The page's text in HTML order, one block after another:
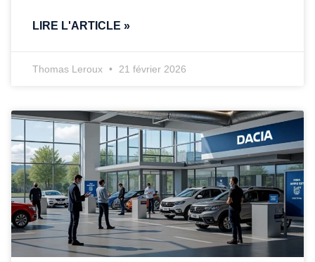
LIRE L'ARTICLE »
Thomas Leroux 21 février 2026